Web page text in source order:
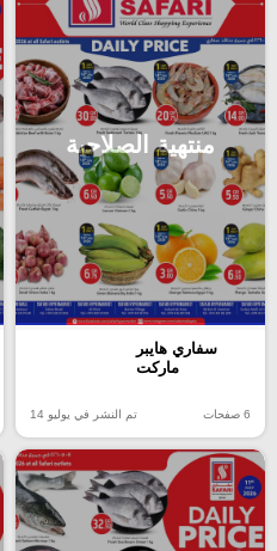
منتهية الصلاحية
سفاري هايبر
ماركت
6 صفحات تم النشر في يوليو 14